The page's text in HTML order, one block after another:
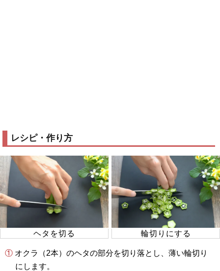
レシピ・作り方
ヘタを切る 輪切りにする
① オクラ（2本）のヘタの部分を切り落とし、薄い輪切り
にします。